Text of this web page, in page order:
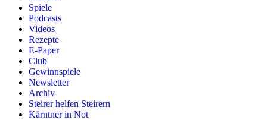
Spiele
Podcasts
Videos
Rezepte
E-Paper
Club
Gewinnspiele
Newsletter
Archiv
Steirer helfen Steirern
Kärntner in Not